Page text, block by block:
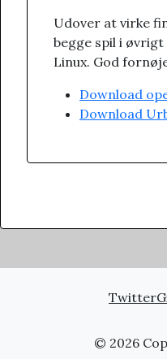
Udover at virke
begge spil i
Linux. God
Download
Download
Twitter
© 2026